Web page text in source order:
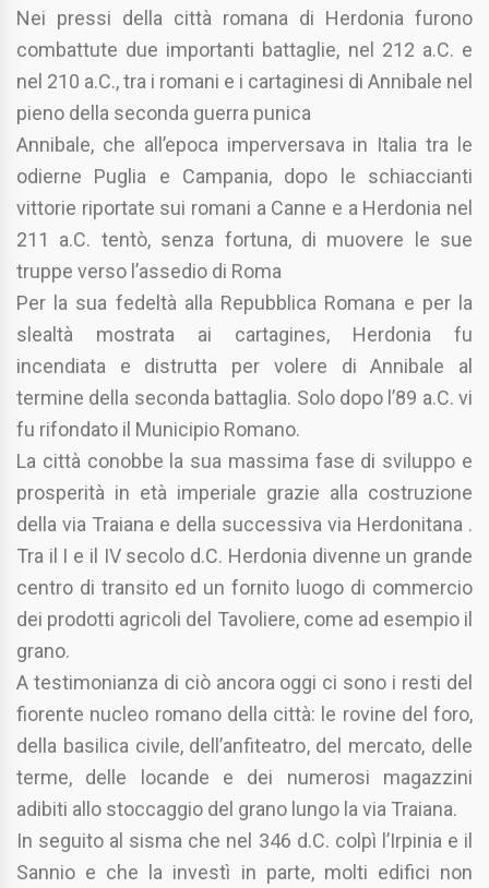
Nei pressi della città romana di Herdonia furono
combattute due importanti battaglie, nel 212 a.C. e
nel 210 a.C., tra i romani e i cartaginesi di Annibale nel
pieno della seconda guerra punica
Annibale, che all’epoca imperversava in Italia tra le
odierne Puglia e Campania, dopo le schiaccianti
vittorie riportate sui romani a Canne e a Herdonia nel
211 a.C. tentò, senza fortuna, di muovere le sue
truppe verso l’assedio di Roma
Per la sua fedeltà alla Repubblica Romana e per la
slealtà mostrata ai cartagines, Herdonia fu
incendiata e distrutta per volere di Annibale al
termine della seconda battaglia. Solo dopo l’89 a.C. vi
fu rifondato il Municipio Romano.
La città conobbe la sua massima fase di sviluppo e
prosperità in età imperiale grazie alla costruzione
della via Traiana e della successiva via Herdonitana .
Tra il I e il IV secolo d.C. Herdonia divenne un grande
centro di transito ed un fornito luogo di commercio
dei prodotti agricoli del Tavoliere, come ad esempio il
grano.
A testimonianza di ciò ancora oggi ci sono i resti del
fiorente nucleo romano della città: le rovine del foro,
della basilica civile, dell’anfiteatro, del mercato, delle
terme, delle locande e dei numerosi magazzini
adibiti allo stoccaggio del grano lungo la via Traiana.
In seguito al sisma che nel 346 d.C. colpì l’Irpinia e il
Sannio e che la investì in parte, molti edifici non